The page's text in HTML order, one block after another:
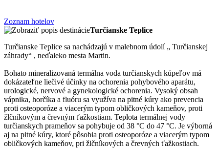
Zoznam hotelov
Turčianske Teplice
Turčianske Teplice sa nachádzajú v malebnom údolí „ Turčianskej
záhrady“ , neďaleko mesta Martin.
Bohato mineralizovaná termálna voda turčianskych kúpeľov má
dokázateľne liečivé účinky na ochorenia pohybového aparátu,
urologické, nervové a gynekologické ochorenia. Vysoký obsah
vápnika, horčíka a fluóru sa využíva na pitné kúry ako prevencia
proti osteoporóze a viacerým typom obličkových kameňov, proti
žlčníkovým a črevným ťažkostiam. Teplota termálnej vody
turčianskych prameňov sa pohybuje od 38 °C do 47 °C. Je výborná
aj na pitné kúry, ktoré pôsobia proti osteoporóze a viacerým typom
obličkových kameňov, pri žlčníkových a črevných ťažkostiach.